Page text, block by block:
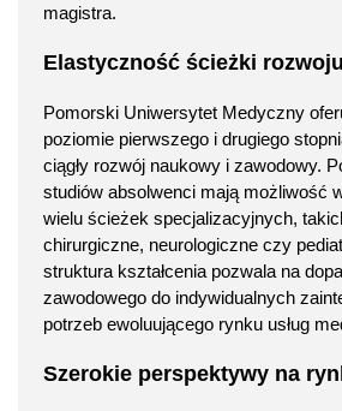
magistra.
Elastyczność ścieżki rozwoju
Pomorski Uniwersytet Medyczny
poziomie pierwszego i drugiego
ciągły rozwój naukowy i zawodowy.
studiów absolwenci mają możliwość
wielu ścieżek specjalizacyjnych,
chirurgiczne, neurologiczne czy
struktura kształcenia pozwala na
zawodowego do indywidualnych
potrzeb ewoluującego rynku usług
Szerokie perspektywy na